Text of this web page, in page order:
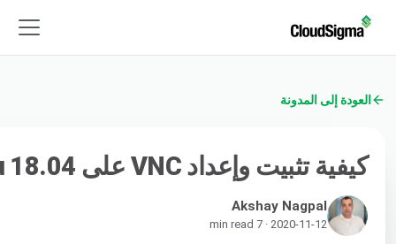
العودة إلى المدونة
كيفية تثبيت وإعداد VNC على Ubuntu 18.04
Akshay Nagpal
2020-11-12 · 7 min read